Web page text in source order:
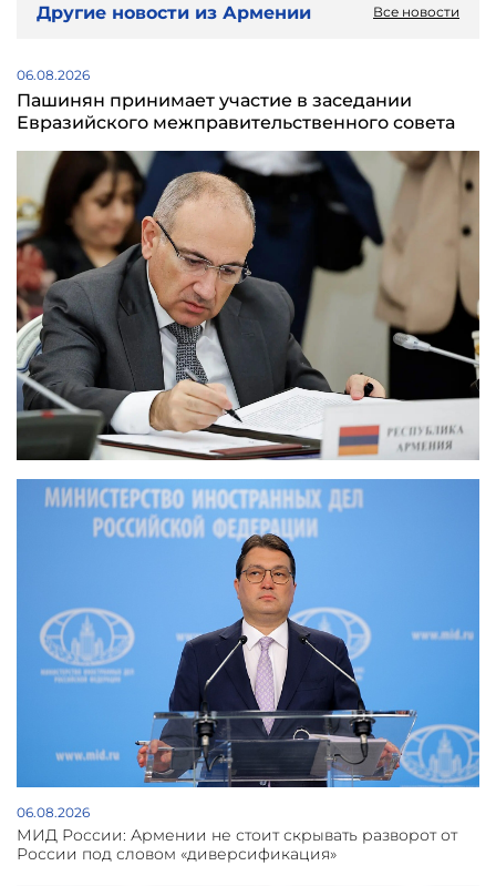
Другие новости из Армении Все новости
06.08.2026
Пашинян принимает участие в заседании
Евразийского межправительственного совета
06.08.2026
МИД России: Армении не стоит скрывать разворот от
России под словом «диверсификация»